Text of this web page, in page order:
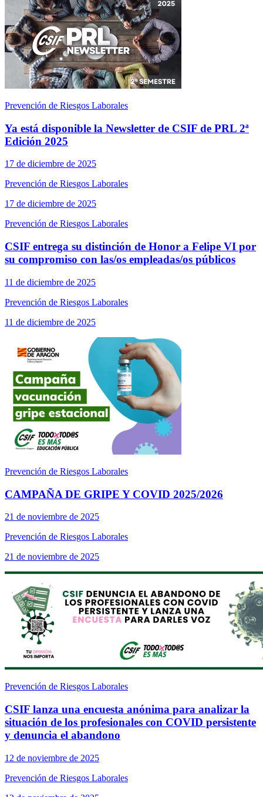
Prevención de Riesgos Laborales
Ya está disponible la Newsletter de CSIF de PRL 2ª
Edición 2025
17 de diciembre de 2025
Prevención de Riesgos Laborales
17 de diciembre de 2025
Prevención de Riesgos Laborales
CSIF entrega su distinción de Honor a Felipe VI por
su compromiso con las/os empleadas/os públicos
11 de diciembre de 2025
Prevención de Riesgos Laborales
11 de diciembre de 2025
Prevención de Riesgos Laborales
CAMPAÑA DE GRIPE Y COVID 2025/2026
21 de noviembre de 2025
Prevención de Riesgos Laborales
21 de noviembre de 2025
Prevención de Riesgos Laborales
CSIF lanza una encuesta anónima para analizar la
situación de los profesionales con COVID persistente
y denuncia el abandono
12 de noviembre de 2025
Prevención de Riesgos Laborales